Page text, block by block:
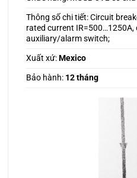
Thông số chi tiết: Circuit
rated current
auxiliary/alarm switch;
Xuất xứ:Mexico
Bảo hành: 12 tháng